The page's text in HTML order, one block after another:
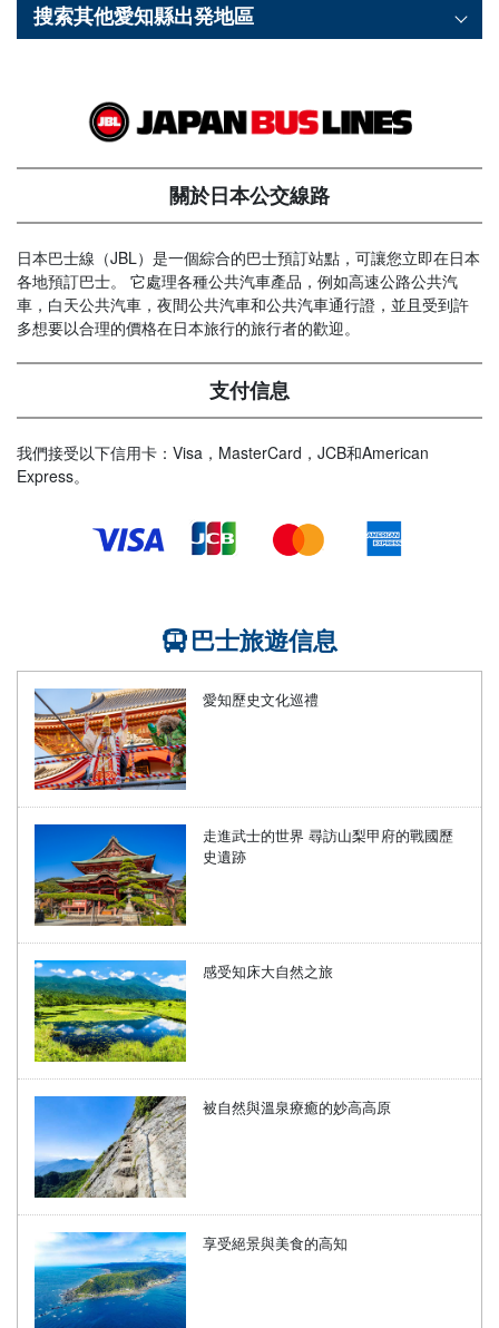
搜索其他愛知縣出発地區
關於日本公交線路
日本巴士線（JBL）是一個綜合的巴士預訂站點，可讓您立即在日本
各地預訂巴士。 它處理各種公共汽車產品，例如高速公路公共汽
車，白天公共汽車，夜間公共汽車和公共汽車通行證，並且受到許
多想要以合理的價格在日本旅行的旅行者的歡迎。
支付信息
我們接受以下信用卡：Visa，MasterCard，JCB和American
Express。
巴士旅遊信息
愛知歷史文化巡禮
走進武士的世界 尋訪山梨甲府的戰國歷
史遺跡
感受知床大自然之旅
被自然與溫泉療癒的妙高高原
享受絕景與美食的高知